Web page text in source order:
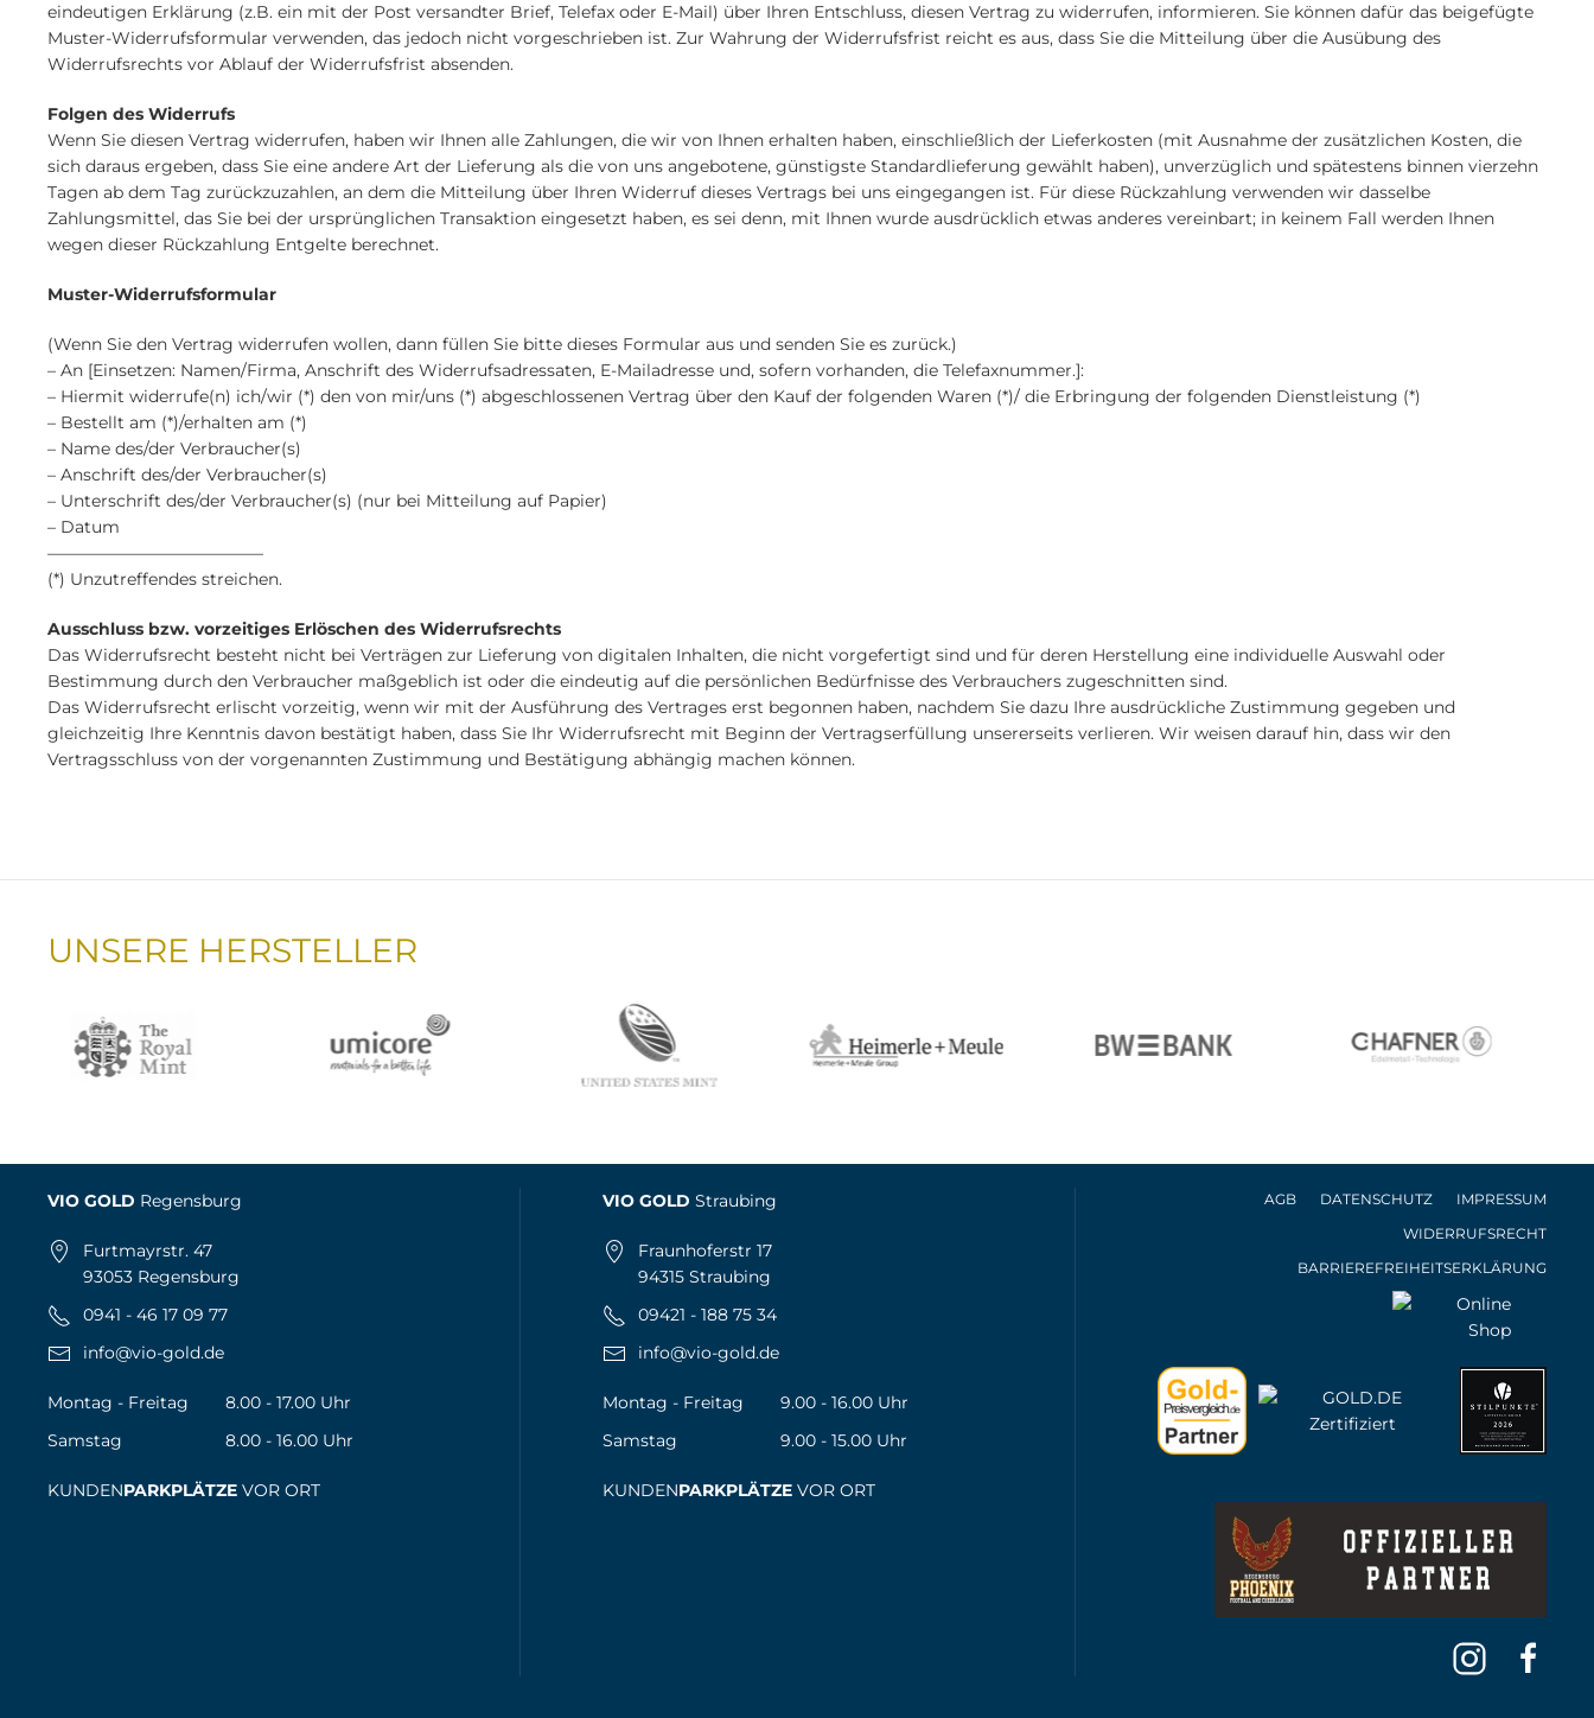
eindeutigen Erklärung (z.B. ein mit der Post versandter Brief, Telefax oder E-Mail) über Ihren Entschluss, diesen Vertrag zu widerrufen, informieren. Sie können dafür das beigefügte
Muster-Widerrufsformular verwenden, das jedoch nicht vorgeschrieben ist. Zur Wahrung der Widerrufsfrist reicht es aus, dass Sie die Mitteilung über die Ausübung des
Widerrufsrechts vor Ablauf der Widerrufsfrist absenden.
Folgen des Widerrufs
Wenn Sie diesen Vertrag widerrufen, haben wir Ihnen alle Zahlungen, die wir von Ihnen erhalten haben, einschließlich der Lieferkosten (mit Ausnahme der zusätzlichen Kosten, die
sich daraus ergeben, dass Sie eine andere Art der Lieferung als die von uns angebotene, günstigste Standardlieferung gewählt haben), unverzüglich und spätestens binnen vierzehn
Tagen ab dem Tag zurückzuzahlen, an dem die Mitteilung über Ihren Widerruf dieses Vertrags bei uns eingegangen ist. Für diese Rückzahlung verwenden wir dasselbe
Zahlungsmittel, das Sie bei der ursprünglichen Transaktion eingesetzt haben, es sei denn, mit Ihnen wurde ausdrücklich etwas anderes vereinbart; in keinem Fall werden Ihnen
wegen dieser Rückzahlung Entgelte berechnet.
Muster-Widerrufsformular
(Wenn Sie den Vertrag widerrufen wollen, dann füllen Sie bitte dieses Formular aus und senden Sie es zurück.)
– An [Einsetzen: Namen/Firma, Anschrift des Widerrufsadressaten, E-Mailadresse und, sofern vorhanden, die Telefaxnummer.]:
– Hiermit widerrufe(n) ich/wir (*) den von mir/uns (*) abgeschlossenen Vertrag über den Kauf der folgenden Waren (*)/ die Erbringung der folgenden Dienstleistung (*)
– Bestellt am (*)/erhalten am (*)
– Name des/der Verbraucher(s)
– Anschrift des/der Verbraucher(s)
– Unterschrift des/der Verbraucher(s) (nur bei Mitteilung auf Papier)
– Datum
—————————————
(*) Unzutreffendes streichen.
Ausschluss bzw. vorzeitiges Erlöschen des Widerrufsrechts
Das Widerrufsrecht besteht nicht bei Verträgen zur Lieferung von digitalen Inhalten, die nicht vorgefertigt sind und für deren Herstellung eine individuelle Auswahl oder
Bestimmung durch den Verbraucher maßgeblich ist oder die eindeutig auf die persönlichen Bedürfnisse des Verbrauchers zugeschnitten sind.
Das Widerrufsrecht erlischt vorzeitig, wenn wir mit der Ausführung des Vertrages erst begonnen haben, nachdem Sie dazu Ihre ausdrückliche Zustimmung gegeben und
gleichzeitig Ihre Kenntnis davon bestätigt haben, dass Sie Ihr Widerrufsrecht mit Beginn der Vertragserfüllung unsererseits verlieren. Wir weisen darauf hin, dass wir den
Vertragsschluss von der vorgenannten Zustimmung und Bestätigung abhängig machen können.
UNSERE HERSTELLER
VIO GOLD Regensburg
Furtmayrstr. 47
93053 Regensburg
0941 - 46 17 09 77
info@vio-gold.de
Montag - Freitag
8.00 - 17.00 Uhr
Samstag
8.00 - 16.00 Uhr
KUNDENPARKPLÄTZE VOR ORT
VIO GOLD Straubing
Fraunhoferstr 17
94315 Straubing
09421 - 188 75 34
info@vio-gold.de
Montag - Freitag
9.00 - 16.00 Uhr
Samstag
9.00 - 15.00 Uhr
KUNDENPARKPLÄTZE VOR ORT
AGB DATENSCHUTZ
IMPRESSUM
WIDERRUFSRECHT
BARRIEREFREIHEITSERKLÄRUNG